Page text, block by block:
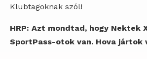
Klubtagoknak szól!
HRP: Azt mondtad, hogy Nektek
SportPass-otok van. Hova jártok